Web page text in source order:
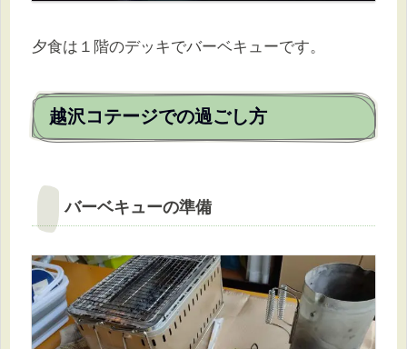
夕食は１階のデッキでバーベキューです。
越沢コテージでの過ごし方
バーベキューの準備